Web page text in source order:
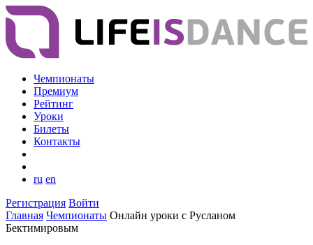
Чемпионаты
Премиум
Рейтинг
Уроки
Билеты
Контакты
ru en
Регистрация Войти
Главная Чемпионаты Онлайн уроки с Русланом
Бектимировым